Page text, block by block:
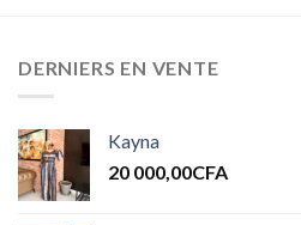
DERNIERS EN VENTE
Kayna
20 000,00CFA